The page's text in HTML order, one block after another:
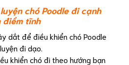
chó Poodle đi cạnh
điềm tĩnh
dắt để điều khiển chó Poodle
đi dạo.
khiển chó đi theo hướng bạn